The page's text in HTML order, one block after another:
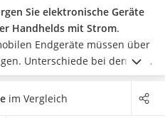
Sie elektronische Geräte
Handhelds mit Strom.
Endgeräte müssen über
Unterschiede bei den Qi-
Funktionsumfang.So
eine Schnellladefunktion
im Vergleich